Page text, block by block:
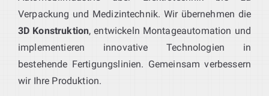
Verpackung und Medizintechnik. Wir übernehmen die
3D Konstruktion, entwickeln Montageautomation und
implementieren innovative Technologien in
bestehende Fertigungslinien. Gemeinsam verbessern
wir Ihre Produktion.